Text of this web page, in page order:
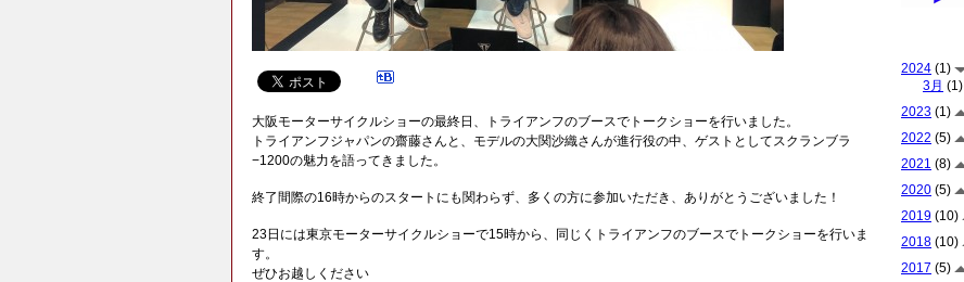
大阪モーターサイクルショーの最終日、トライアンフのブースでトークショーを行いました。
トライアンフジャパンの齋藤さんと、モデルの大関沙織さんが進行役の中、ゲストとしてスクランブラ
−1200の魅力を語ってきました。
終了間際の16時からのスタートにも関わらず、多くの方に参加いただき、ありがとうございました！
23日には東京モーターサイクルショーで15時から、同じくトライアンフのブースでトークショーを行いま
す。
ぜひお越しください
2024 (1)
3月 (1)
2023 (1)
2022 (5)
2021 (8)
2020 (5)
2019 (10)
2018 (10)
2017 (5)